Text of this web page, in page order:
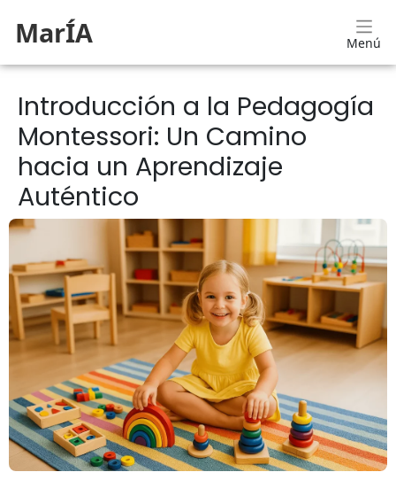
MarÍA Menú
Introducción a la Pedagogía
Montessori: Un Camino
hacia un Aprendizaje
Auténtico